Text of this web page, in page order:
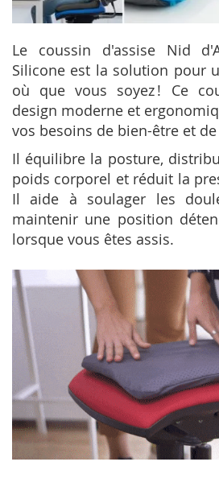
Le coussin d'assise Nid
Silicone est la solution pour
où que vous soyez ! Ce
design moderne et
vos besoins de bien-être et
Il équilibre la posture,
poids corporel et réduit la
Il aide à soulager les
maintenir une position
lorsque vous êtes assis.